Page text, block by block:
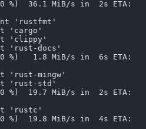
'rustfmt'
'cargo'
'clippy'
'rust-docs'
'rust-mingw'
'rust-std'
'rustc'